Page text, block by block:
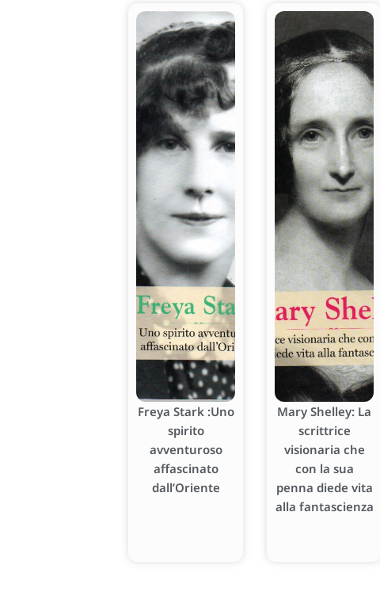
Freya Stark :Uno
spirito
avventuroso
affascinato
dall’Oriente
Mary Shelley: La
scrittrice
visionaria che
con la sua
penna diede vita
alla fantascienza